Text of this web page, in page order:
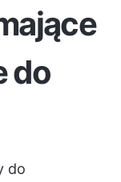
do
do